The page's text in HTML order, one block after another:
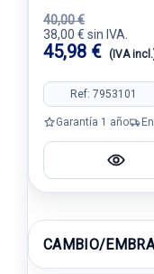
40,00 €
38,00 € sin IVA.
45,98 € (IVA
Ref: 7953101
Garantía 1 año
CAMBIO/